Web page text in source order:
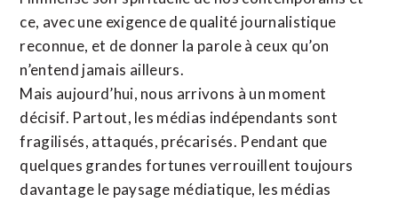
ce, avec une exigence de qualité journalistique
reconnue, et de donner la parole à ceux qu’on
n’entend jamais ailleurs.
Mais aujourd’hui, nous arrivons à un moment
décisif. Partout, les médias indépendants sont
fragilisés, attaqués, précarisés. Pendant que
quelques grandes fortunes verrouillent toujours
davantage le paysage médiatique, les médias